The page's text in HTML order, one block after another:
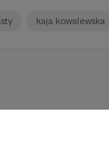
kaja kowalewska